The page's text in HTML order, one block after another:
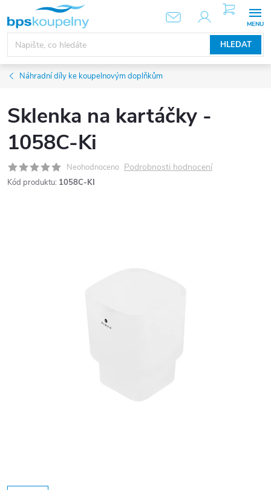
obsah
HLEDAT
NÁKUPNÍ
KOŠÍK
Náhradní díly ke koupelnovým doplňkům
Sklenka na kartáčky -
1058C-Ki
Neohodnoceno Podrobnosti hodnocení
Kód produktu: 1058C-KI